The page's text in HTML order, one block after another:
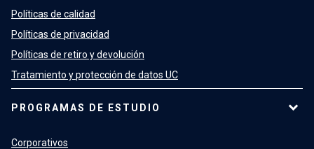
Políticas de calidad
Políticas de privacidad
Políticas de retiro y devolución
Tratamiento y protección de datos UC
PROGRAMAS DE ESTUDIO
Corporativos